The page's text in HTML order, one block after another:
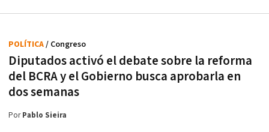
Diputados activó el debate sobre la reforma
del BCRA y el Gobierno busca aprobarla en
dos semanas
POLÍTICA/ Congreso
PorPablo Sieira